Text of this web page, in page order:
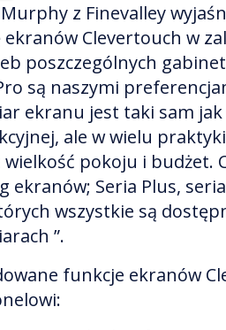
z Finevalley
ekranów Clevertouch w
poszczególnych
są naszymi
ekranu jest taki sam
ale w wielu
wielkość pokoju i budżet.
ekranów; Seria Plus,
wszystkie są
”.
funkcje ekranów